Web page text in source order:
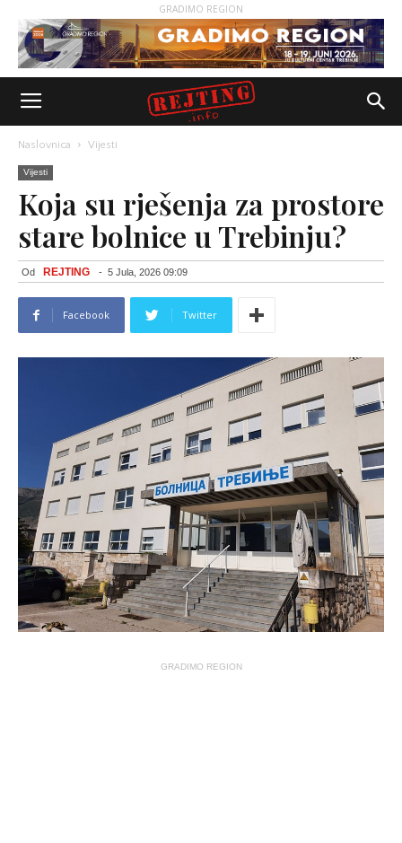
GRADIMO REGION
Naslovnica Vijesti
Vijesti
Koja su rješenja za prostore
stare bolnice u Trebinju?
Od REJTING - 5 Jula, 2026 09:09
Facebook Twitter
GRADIMO REGION